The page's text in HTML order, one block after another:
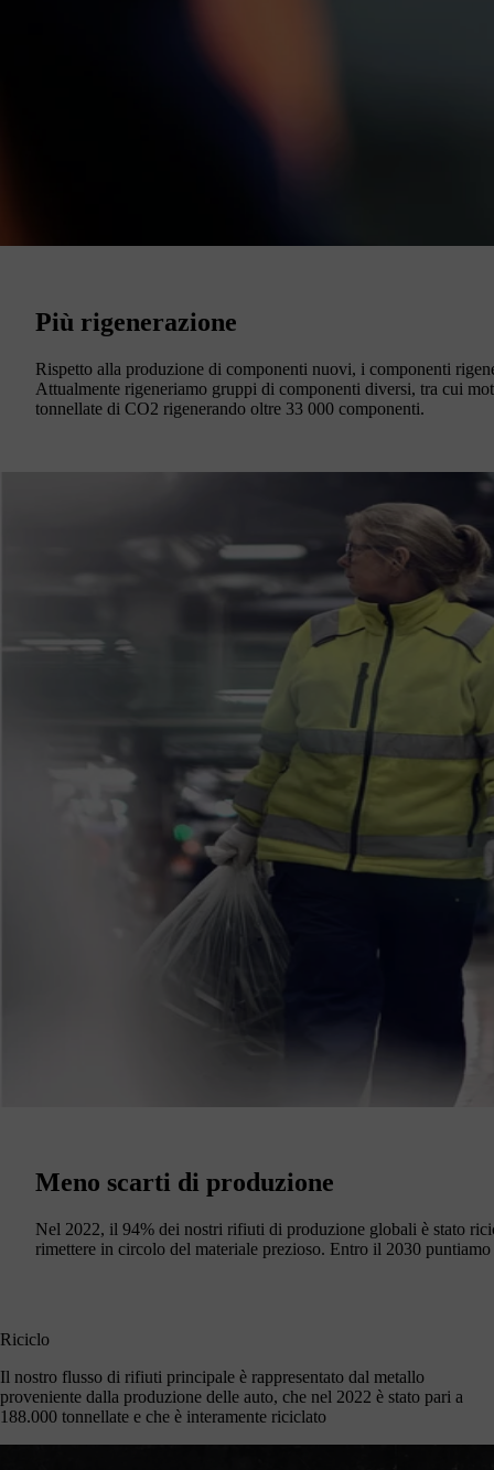
Più rigenerazione
Rispetto alla produzione di componenti nuovi, i componenti
Attualmente rigeneriamo gruppi di componenti diversi, tra cui
tonnellate di CO2 rigenerando oltre 33 000 componenti.
Meno scarti di produzione
Nel 2022, il 94% dei nostri rifiuti di produzione globali è stato
rimettere in circolo del materiale prezioso. Entro il 2030
Riciclo
Il nostro flusso di rifiuti principale è rappresentato dal metallo
proveniente dalla produzione delle auto, che nel 2022 è stato pari a
188.000 tonnellate e che è interamente riciclato